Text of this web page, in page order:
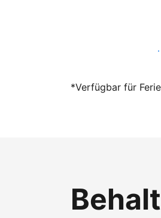
Werden Sie
*Verfügbar für